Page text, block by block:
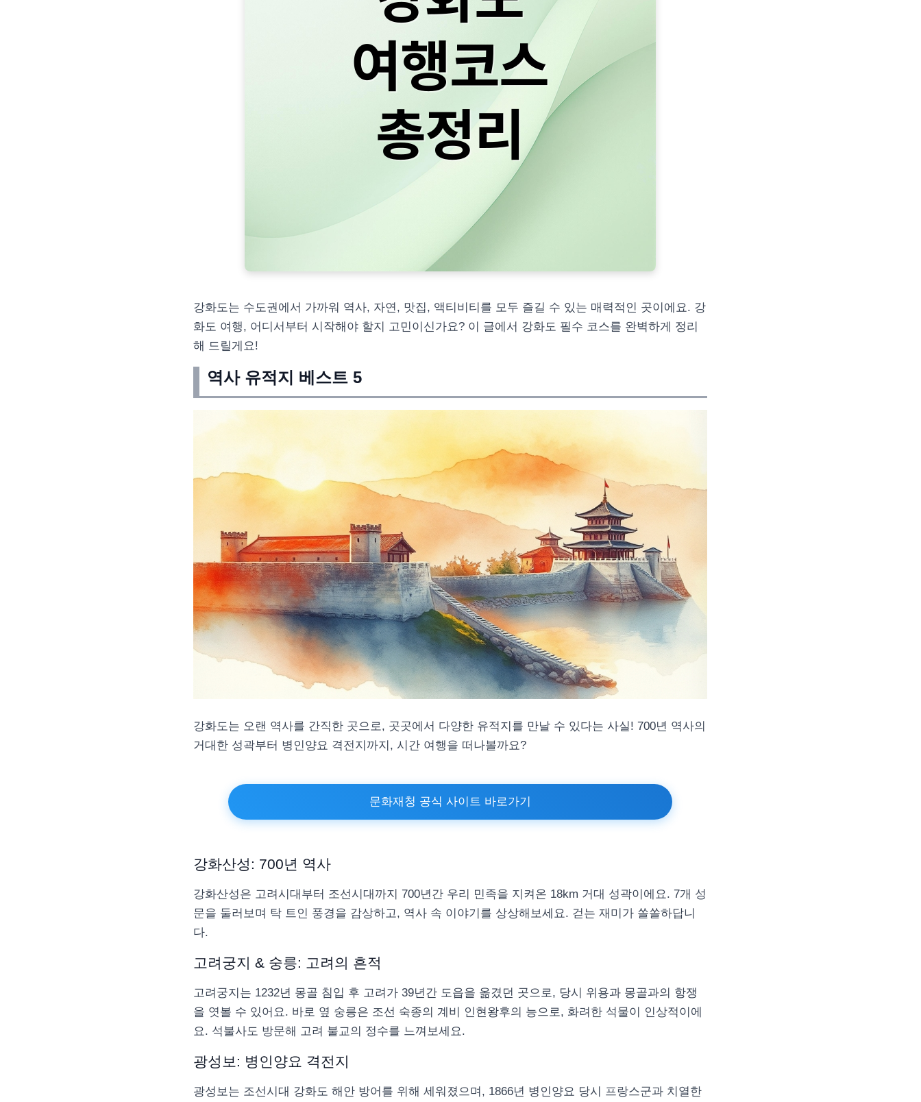
강화도는 수도권에서 가까워 역사, 자연, 맛집, 액티비티를 모두 즐길 수 있는 매력적인 곳이에요. 강
화도 여행, 어디서부터 시작해야 할지 고민이신가요? 이 글에서 강화도 필수 코스를 완벽하게 정리
해 드릴게요!
역사 유적지 베스트 5
강화도는 오랜 역사를 간직한 곳으로, 곳곳에서 다양한 유적지를 만날 수 있다는 사실! 700년 역사의
거대한 성곽부터 병인양요 격전지까지, 시간 여행을 떠나볼까요?
문화재청 공식 사이트 바로가기
강화산성: 700년 역사
강화산성은 고려시대부터 조선시대까지 700년간 우리 민족을 지켜온 18km 거대 성곽이에요. 7개 성
문을 둘러보며 탁 트인 풍경을 감상하고, 역사 속 이야기를 상상해보세요. 걷는 재미가 쏠쏠하답니
다.
고려궁지 & 숭릉: 고려의 흔적
고려궁지는 1232년 몽골 침입 후 고려가 39년간 도읍을 옮겼던 곳으로, 당시 위용과 몽골과의 항쟁
을 엿볼 수 있어요. 바로 옆 숭릉은 조선 숙종의 계비 인현왕후의 능으로, 화려한 석물이 인상적이에
요. 석불사도 방문해 고려 불교의 정수를 느껴보세요.
광성보: 병인양요 격전지
광성보는 조선시대 강화도 해안 방어를 위해 세워졌으며, 1866년 병인양요 당시 프랑스군과 치열한